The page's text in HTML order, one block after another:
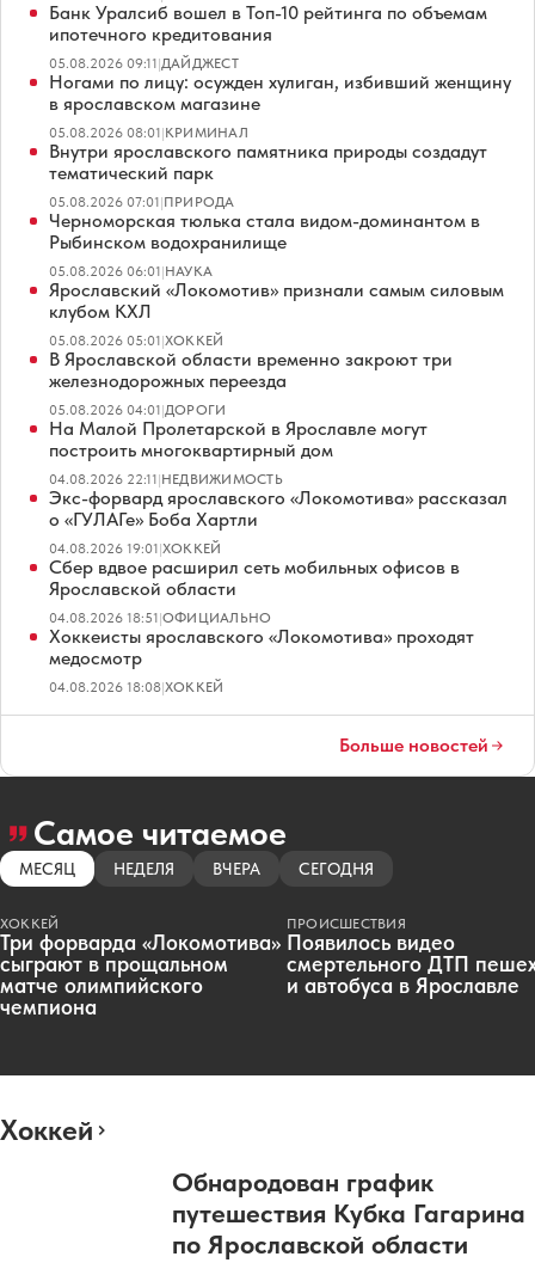
Банк Уралсиб вошел в Топ-10 рейтинга по объемам
ипотечного кредитования
05.08.2026 09:11|ДАЙДЖЕСТ
Ногами по лицу: осужден хулиган, избивший женщину
в ярославском магазине
05.08.2026 08:01|КРИМИНАЛ
Внутри ярославского памятника природы создадут
тематический парк
05.08.2026 07:01|ПРИРОДА
Черноморская тюлька стала видом-доминантом в
Рыбинском водохранилище
05.08.2026 06:01|НАУКА
Ярославский «Локомотив» признали самым силовым
клубом КХЛ
05.08.2026 05:01|ХОККЕЙ
В Ярославской области временно закроют три
железнодорожных переезда
05.08.2026 04:01|ДОРОГИ
На Малой Пролетарской в Ярославле могут
построить многоквартирный дом
04.08.2026 22:11|НЕДВИЖИМОСТЬ
Экс-форвард ярославского «Локомотива» рассказал
о «ГУЛАГе» Боба Хартли
04.08.2026 19:01|ХОККЕЙ
Сбер вдвое расширил сеть мобильных офисов в
Ярославской области
04.08.2026 18:51|ОФИЦИАЛЬНО
Хоккеисты ярославского «Локомотива» проходят
медосмотр
04.08.2026 18:08|ХОККЕЙ
Больше новостей
Самое читаемое
МЕСЯЦ НЕДЕЛЯ ВЧЕРА СЕГОДНЯ
ХОККЕЙ
Три форварда «Локомотива»
сыграют в прощальном
матче олимпийского
чемпиона
ПРОИСШЕСТВИЯ
Появилось видео
смертельного ДТП
и автобуса в Ярославле
Хоккей
Обнародован график
путешествия Кубка Гагарина
по Ярославской области